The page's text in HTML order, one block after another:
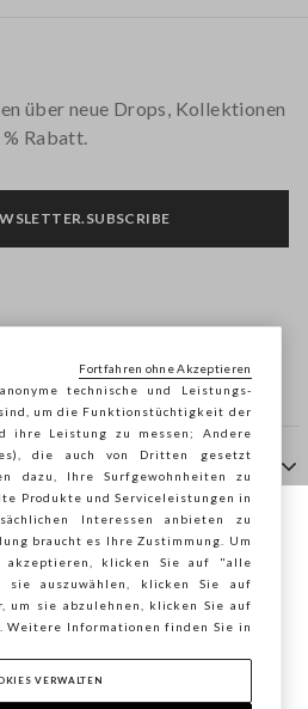
über neue Drops, Kollektionen
Rabatt.
MwSt.-Nr. 04240010274 - Kap.
von STEFANEL
Sie Ihren Standort
technische und Leistungs-
um die Funktionstüchtigkeit der
ihre Leistung zu messen; Andere
die auch von Dritten gesetzt
dazu, Ihre Surfgewohnheiten zu
Produkte und Serviceleistungen in
Interessen anbieten zu
braucht es Ihre Zustimmung. Um
akzeptieren, klicken Sie auf "alle
sie auszuwählen, klicken Sie auf
um sie abzulehnen, klicken Sie auf
Weitere Informationen finden Sie in
VERWALTEN
Fortfahren ohne Akzeptieren